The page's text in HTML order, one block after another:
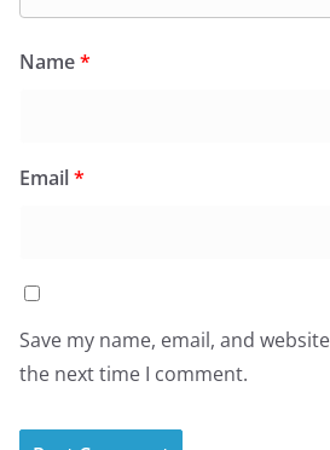
Name*
Email*
Save my name, email, and
the next time I comment.